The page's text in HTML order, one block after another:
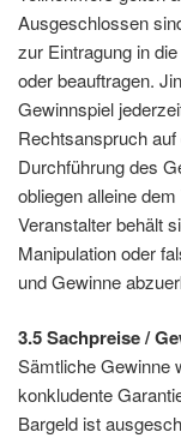
Ausgeschlossen
zur Eintragung in
oder beauftragen.
Gewinnspiel
Rechtsanspruch
Durchführung des
obliegen alleine
Veranstalter behält
Manipulation oder
und Gewinne
3.5Sachpreise /
Sämtliche Gewinne
konkludente
Bargeld ist